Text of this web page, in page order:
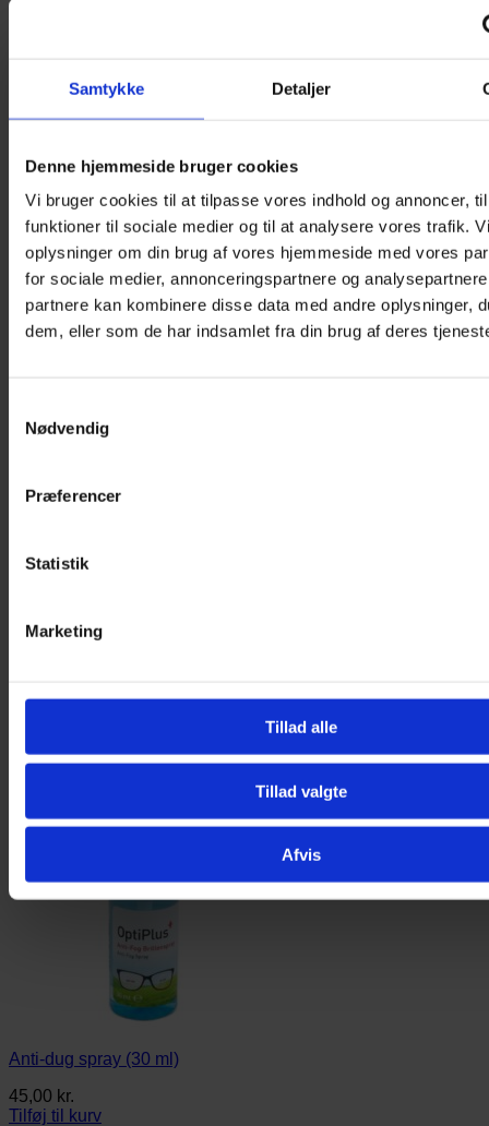
Samtykke Detaljer
Denne hjemmeside bruger cookies
Vi bruger cookies til at tilpasse vores indhold og annoncer,
funktioner til sociale medier og til at analysere vores trafik.
oplysninger om din brug af vores hjemmeside med vores
for sociale medier, annonceringspartnere og
partnere kan kombinere disse data med andre oplysninger,
dem, eller som de har indsamlet fra din brug af deres
Nødvendig
Præferencer
Statistik
Marketing
Tillad alle
Tillad valgte
Afvis
lang historie inden for sports- og outdoorbriller. Kendt for
specialiseret sig i at kombinere avanceret linseteknologi med
eller på vandet, leverer Cébé briller, der er skabt til eventyr.
Vægt 50 g
Du kunne også være interesseret i…
Anti-dug spray (30 ml)
45,00 kr.
Tilføj til kurv